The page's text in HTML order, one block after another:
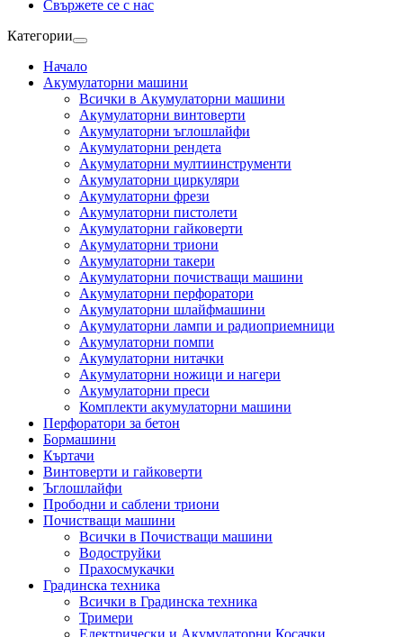
Свържете се с нас
Категории
Начало
Акумулаторни машини
Всички в Акумулаторни машини
Акумулаторни винтоверти
Акумулаторни ъглошлайфи
Акумулаторни рендета
Акумулаторни мултиинструменти
Акумулаторни циркуляри
Акумулаторни фрези
Акумулаторни пистолети
Акумулаторни гайковерти
Акумулаторни триони
Акумулаторни такери
Акумулаторни почистващи машини
Акумулаторни перфоратори
Акумулаторни шлайфмашини
Акумулаторни лампи и радиоприемници
Акумулаторни помпи
Акумулаторни нитачки
Акумулаторни ножици и нагери
Акумулаторни преси
Комплекти акумулаторни машини
Перфоратори за бетон
Бормашини
Къртачи
Винтоверти и гайковерти
Ъглошлайфи
Прободни и саблени триони
Почистващи машини
Всички в Почистващи машини
Водоструйки
Прахосмукачки
Градинска техника
Всички в Градинска техника
Тримери
Електрически и Акумулаторни Косачки